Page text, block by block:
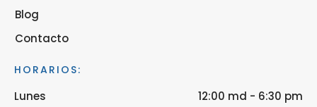
Blog
Contacto
HORARIOS:
Lunes
12:00 md - 6:30 pm